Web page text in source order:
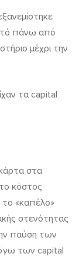
πάνω από
μέχρι την
τα capital
στα
κόστος
το «καπέλο»
στενότητας
παύση των
των capital